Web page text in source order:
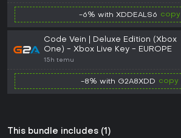
-6% with XDDEALS6 copy
Code Vein | Deluxe Edition (Xbox
One) - Xbox Live Key - EUROPE
15h temu
-8% with G2A8XDD copy
This bundle includes (1)